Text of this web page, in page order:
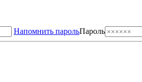
Напомнить парольПароль